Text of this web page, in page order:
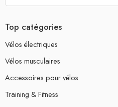
Top catégories
Vélos électriques
Vélos musculaires
Accessoires pour vélos
Training & Fitness